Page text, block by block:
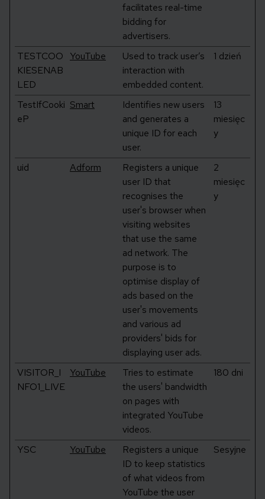
facilitates real-time
bidding for
advertisers.
TESTCOO
KIESENAB
LED
YouTube
Used to track user’s
interaction with
embedded content.
1 dzień
TestIfCooki
eP
Smart
Identifies new users
and generates a
unique ID for each
user.
13
miesięc
y
uid Adform
Registers a unique
user ID that
recognises the
user's browser when
visiting websites
that use the same
ad network. The
purpose is to
optimise display of
ads based on the
user's movements
and various ad
providers' bids for
displaying user ads.
2
miesięc
y
VISITOR_I
NFO1_LIVE
YouTube
Tries to estimate
the users' bandwidth
on pages with
integrated YouTube
videos.
180 dni
YSC YouTube
Registers a unique
ID to keep statistics
of what videos from
YouTube the user
Sesyjne